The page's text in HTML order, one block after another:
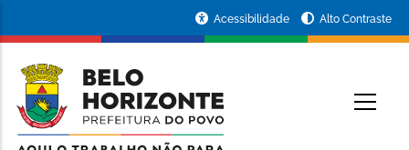
conteúdo
principal
da
Prefeitura
de
Acessibilidade Alto Contraste